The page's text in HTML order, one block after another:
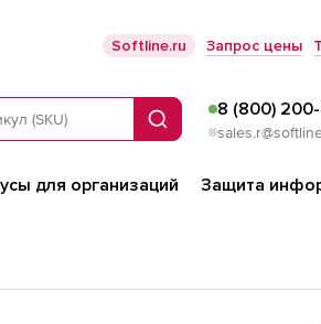
Softline.ru Запрос цены
Поиск
8 (800)
для организаций Защита